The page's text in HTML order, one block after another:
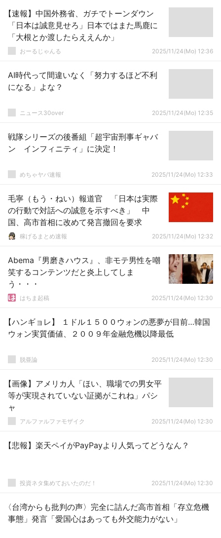
【速報】中国外務省、ガチでトーンダウン
「日本は誠意見せろ」日本ではまた馬鹿に
「大根とか渡したらええんか」
おーるじゃんる 2025/11/24(Mo) 12:36
AI時代って間違いなく「努力するほど不利
になる」よな？
ニュース30over 2025/11/24(Mo) 12:35
戦隊シリーズの後番組「超宇宙刑事ギャバ
ン インフィニティ」に決定！
めちゃヤバ速報 2025/11/24(Mo) 12:33
毛寧（もう・ねい）報道官 「日本は実際
の行動で対話への誠意を示すべき」 中
国、高市首相に改めて発言撤回を要求
稼げるまとめ速報 2025/11/24(Mo) 12:32
Abema『男磨きハウス』、非モテ男性を嘲
笑するコンテンツだと炎上してしま
う・・・
はちま起稿 2025/11/24(Mo) 12:30
【ハンギョレ】 １ドル１５００ウォンの悪夢が目前…韓国
ウォン実質価値、２００９年金融危機以降最低
脱亜論 2025/11/24(Mo) 12:30
【画像】アメリカ人「ほい、職場での男女平
等が実現されていない証拠がこれね」パシ
ャ
アルファルファモザイク 2025/11/24(Mo) 12:30
【悲報】楽天ペイがPayPayより人気ってどうなん？
投資ネタ集めておいたのだ！ 2025/11/24(Mo) 12:30
〈台湾からも批判の声〉完全に詰んだ高市首相「存立危機
事態」発言「愛国心はあっても外交能力がない」